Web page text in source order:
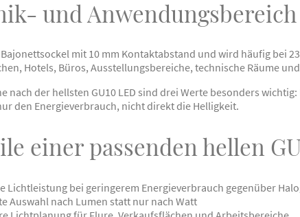
und Anwendungsbereich
Bajonettsockel mit 10 mm Kontaktabstand und wird häufig bei
Hotels, Büros, Ausstellungsbereiche, technische Räume
nach der hellsten GU10 LED sind drei Werte besonders
den Energieverbrauch, nicht direkt die Helligkeit.
einer passenden hellen
Lichtleistung bei geringerem Energieverbrauch gegenüber
Auswahl nach Lumen statt nur nach Watt